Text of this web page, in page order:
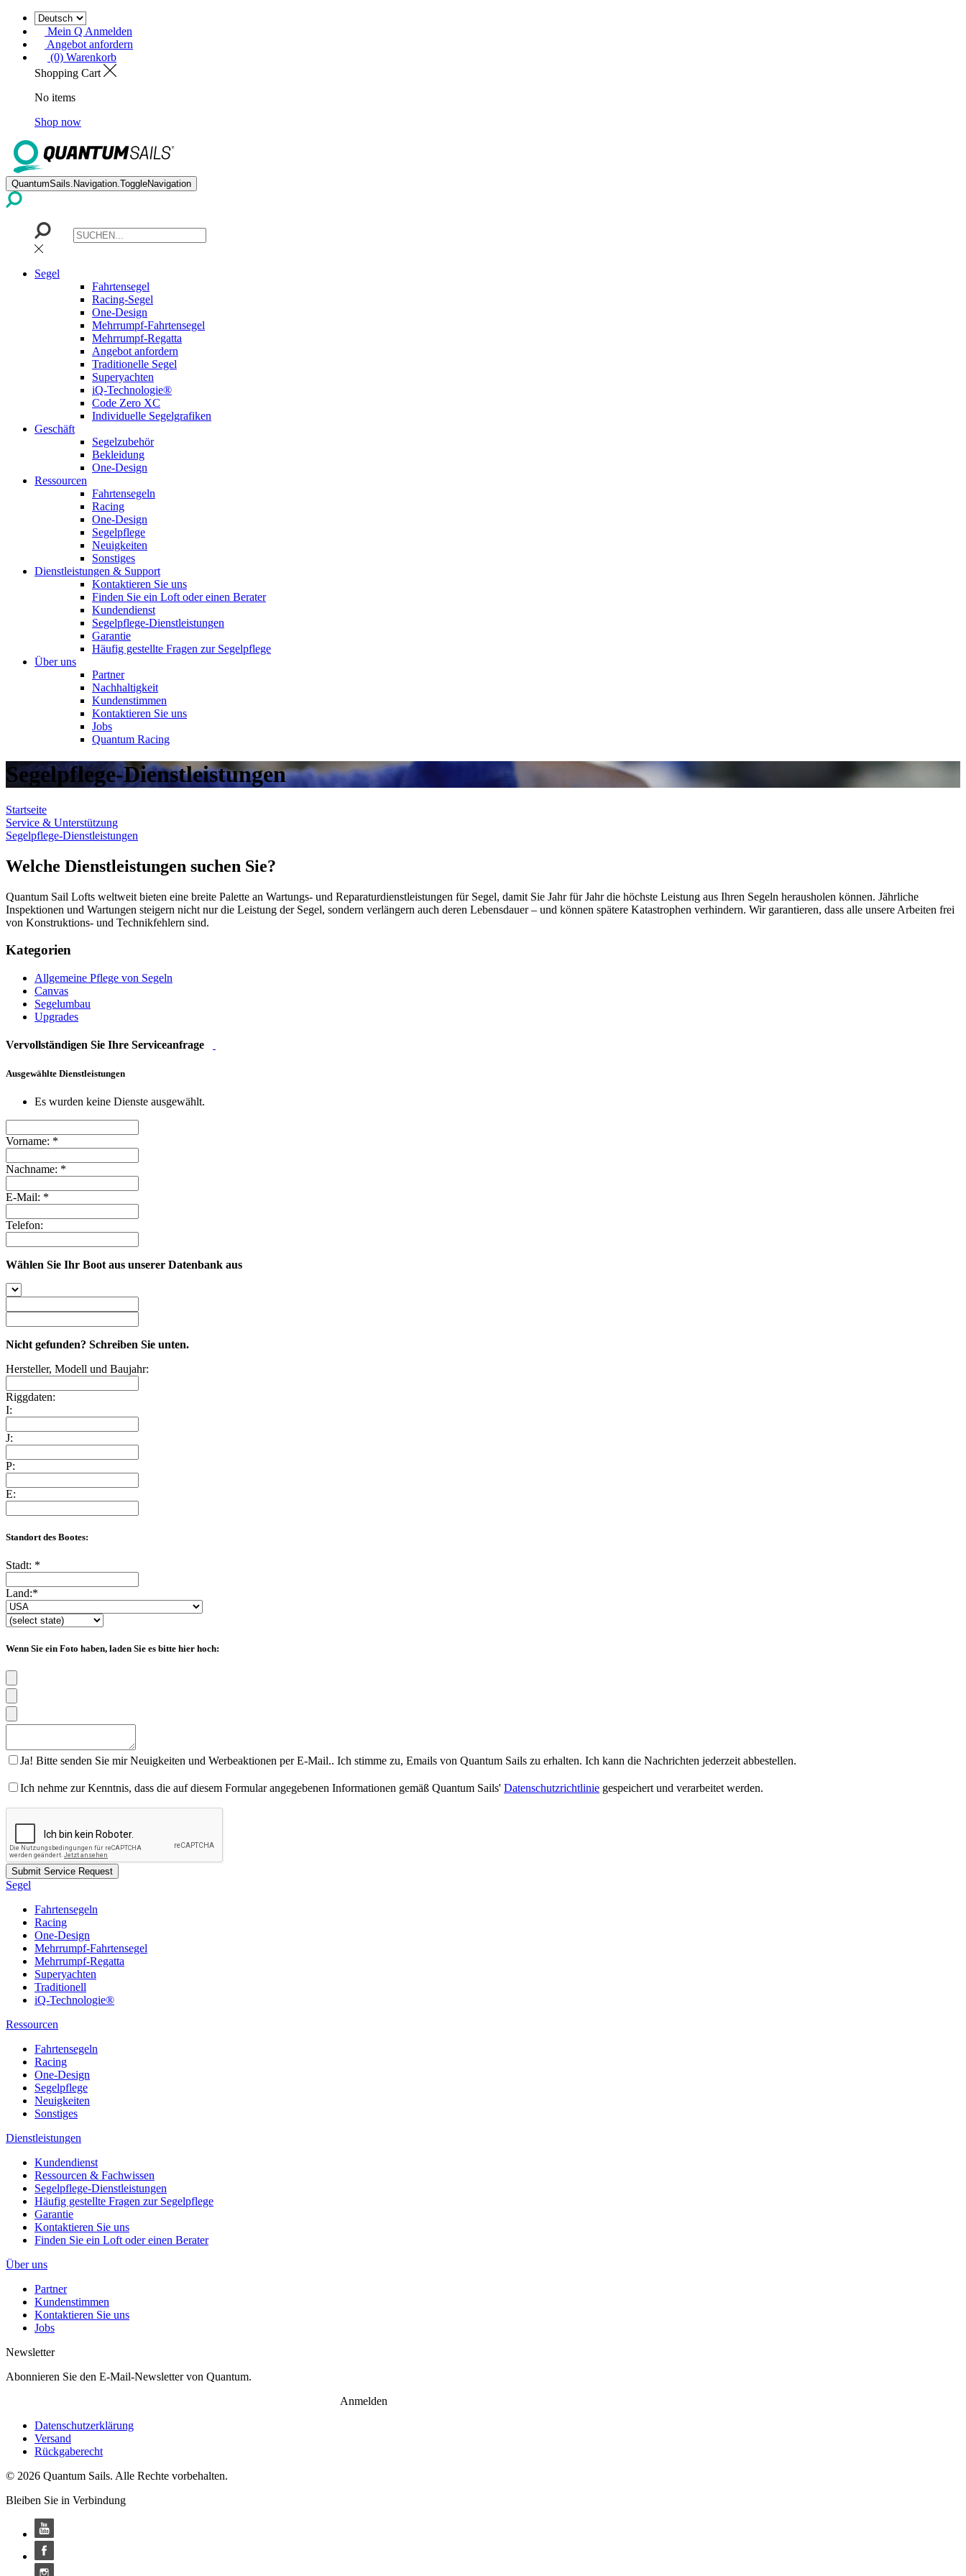
Mein Q Anmelden
Angebot anfordern
(0) Warenkorb
Shopping Cart
No items
Shop now
QuantumSails.Navigation.ToggleNavigation
Segel
Fahrtensegel
Racing-Segel
One-Design
Mehrrumpf-Fahrtensegel
Mehrrumpf-Regatta
Angebot anfordern
Traditionelle Segel
Superyachten
iQ-Technologie®
Code Zero XC
Individuelle Segelgrafiken
Geschäft
Segelzubehör
Bekleidung
One-Design
Ressourcen
Fahrtensegeln
Racing
One-Design
Segelpflege
Neuigkeiten
Sonstiges
Dienstleistungen & Support
Kontaktieren Sie uns
Finden Sie ein Loft oder einen Berater
Kundendienst
Segelpflege-Dienstleistungen
Garantie
Häufig gestellte Fragen zur Segelpflege
Über uns
Partner
Nachhaltigkeit
Kundenstimmen
Kontaktieren Sie uns
Jobs
Quantum Racing
Segelpflege-Dienstleistungen
Startseite
Service & Unterstützung
Segelpflege-Dienstleistungen
Welche Dienstleistungen suchen Sie?
Quantum Sail Lofts weltweit bieten eine breite Palette an Wartungs- und Reparaturdienstleistungen für Segel, damit Sie Jahr für Jahr die höchste Leistung aus Ihren Segeln herausholen können. Jährliche
Inspektionen und Wartungen steigern nicht nur die Leistung der Segel, sondern verlängern auch deren Lebensdauer – und können spätere Katastrophen verhindern. Wir garantieren, dass alle unsere Arbeiten frei
von Konstruktions- und Technikfehlern sind.
Kategorien
Allgemeine Pflege von Segeln
Canvas
Segelumbau
Upgrades
Vervollständigen Sie Ihre Serviceanfrage
Ausgewählte Dienstleistungen
Es wurden keine Dienste ausgewählt.
Vorname: *
Nachname: *
E-Mail: *
Telefon:
Wählen Sie Ihr Boot aus unserer Datenbank aus
Nicht gefunden? Schreiben Sie unten.
Hersteller, Modell und Baujahr:
Riggdaten:
I:
J:
P:
E:
Standort des Bootes:
Stadt: *
Land:*
Wenn Sie ein Foto haben, laden Sie es bitte hier hoch:
Ja! Bitte senden Sie mir Neuigkeiten und Werbeaktionen per E-Mail.. Ich stimme zu, Emails von Quantum Sails zu erhalten. Ich kann die Nachrichten jederzeit abbestellen.
Ich nehme zur Kenntnis, dass die auf diesem Formular angegebenen Informationen gemäß Quantum Sails' Datenschutzrichtlinie gespeichert und verarbeitet werden.
Segel
Fahrtensegeln
Racing
One-Design
Mehrrumpf-Fahrtensegel
Mehrrumpf-Regatta
Superyachten
Traditionell
iQ-Technologie®
Ressourcen
Fahrtensegeln
Racing
One-Design
Segelpflege
Neuigkeiten
Sonstiges
Dienstleistungen
Kundendienst
Ressourcen & Fachwissen
Segelpflege-Dienstleistungen
Häufig gestellte Fragen zur Segelpflege
Garantie
Kontaktieren Sie uns
Finden Sie ein Loft oder einen Berater
Über uns
Partner
Kundenstimmen
Kontaktieren Sie uns
Jobs
Newsletter
Abonnieren Sie den E-Mail-Newsletter von Quantum.
Anmelden
Datenschutzerklärung
Versand
Rückgaberecht
© 2026 Quantum Sails. Alle Rechte vorbehalten.
Bleiben Sie in Verbindung